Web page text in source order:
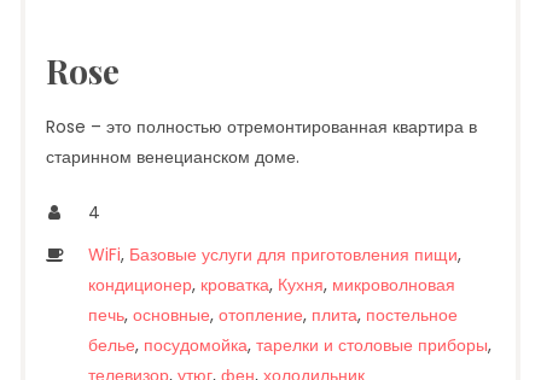
Rose
Rose – это полностью отремонтированная квартира в
старинном венецианском доме.
4
WiFi, Базовые услуги для приготовления пищи,
кондиционер, кроватка, Кухня, микроволновая
печь, основные, отопление, плита, постельное
белье, посудомойка, тарелки и столовые приборы,